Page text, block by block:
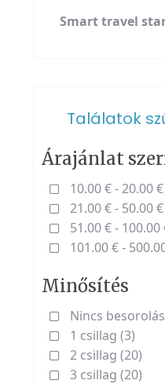
Smart travel
Találatok
Árajánlat
10.00 € - 20.00 €
21.00 € - 50.00 €
51.00 € - 100.00
101.00 € -
Minősítés
Nincs
1 csillag (3)
2 csillag (20)
3 csillag (20)